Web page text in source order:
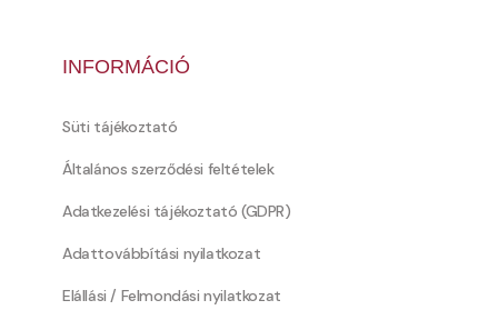
INFORMÁCIÓ
Süti tájékoztató
Általános szerződési feltételek
Adatkezelési tájékoztató (GDPR)
Adattovábbítási nyilatkozat
Elállási / Felmondási nyilatkozat